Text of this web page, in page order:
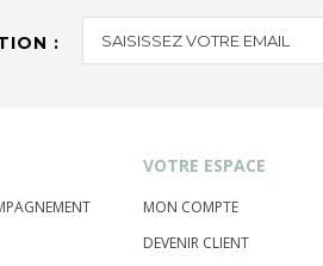
:
VOTRE ESPACE
MON COMPTE
DEVENIR CLIENT